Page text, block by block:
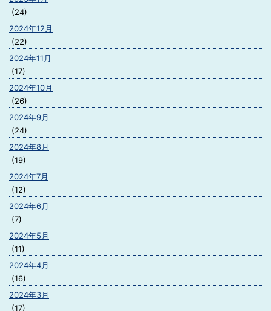
(24)
2024年12月
(22)
2024年11月
(17)
2024年10月
(26)
2024年9月
(24)
2024年8月
(19)
2024年7月
(12)
2024年6月
(7)
2024年5月
(11)
2024年4月
(16)
2024年3月
(17)